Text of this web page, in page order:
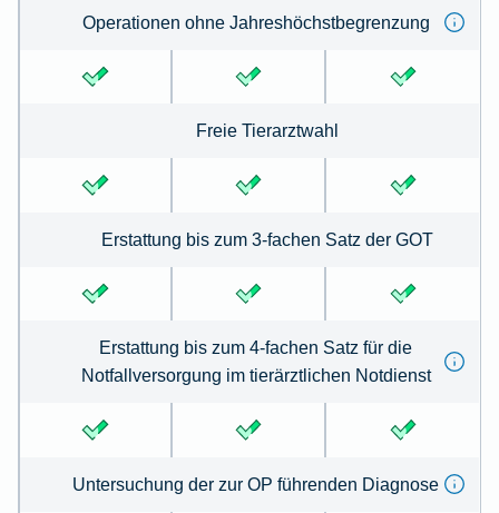
Operationen ohne Jahreshöchstbegrenzung
Freie Tierarztwahl
Erstattung bis zum 3-fachen Satz der GOT
Erstattung bis zum 4-fachen Satz für die
Notfallversorgung im tierärztlichen Notdienst
Untersuchung der zur OP führenden Diagnose